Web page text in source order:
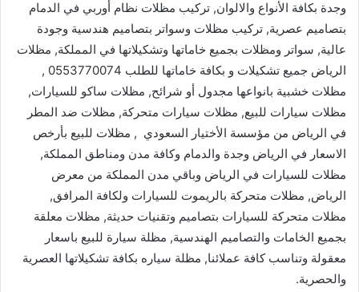
وجدة بكافة الأنواع والالوان, تركيب مظلات نظام أوربي في الدمام
بتصاميم عصرية, تركيب مظلات وسواتر بتصاميم هندسية وجودة
عالية, سواتر ومظلات بجميع خاماتها وتشكيلاتها في المملكة, مظلات
الرياض جميع تشكيلات و بكافة خاماتها للطلب 0553770074 ,
مظلات خشبية بانواعها مجدول أو شرائح, مظلات ساكو للسيارات,
مظلات سيارات للبيع, مظلات سيارات متحركة, مظلات ضد المطر
في الرياض من مؤسسة الأختيار السعودي , مظلات للبيع بأرخص
الاسعار في الرياض وجدة والدمام وكافة مدن ومناطق المملكة,
مظلات للسيارات في الرياض وباقي مدن المملكة من معرض
الرياض, مظلات متحركة بالريموت للسيارات ولكافة المرافق,
مظلات متحركة للسيارات بتصاميم وتقنيات حديثة, مظلات معلقة
بجميع الخامات والتصاميم الهندسية, مظلة سيارة للبيع باسعار
معقولة وتناسب كافة عملائنا, مظلة سياره بكافة تشكيلاتها العصرية
والحصرية.